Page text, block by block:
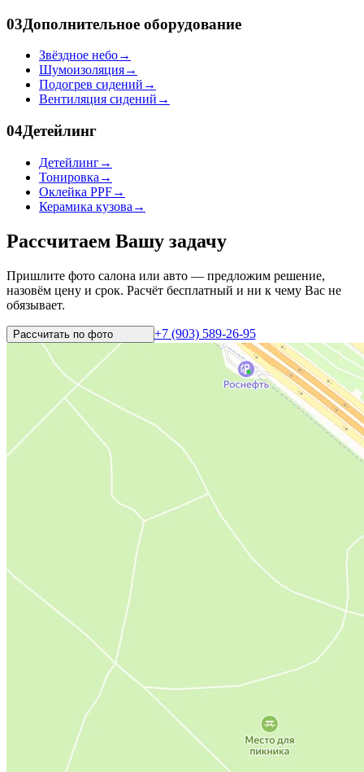
03Дополнительное оборудование
Звёздное небо→
Шумоизоляция→
Подогрев сидений →
Вентиляция сидений →
04Детейлинг
Детейлинг→
Тонировка →
Оклейка PPF→
Керамика кузова →
Рассчитаем Вашу задачу
Пришлите фото салона или авто — предложим решение,
назовём цену и срок. Расчёт бесплатный и ни к чему Вас не
обязывает.
Рассчитать по фото +7 (903) 589-26-95